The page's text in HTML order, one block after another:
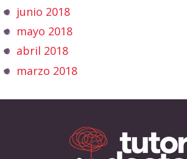
junio 2018
mayo 2018
abril 2018
marzo 2018